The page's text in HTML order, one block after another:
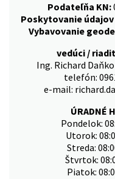
Podateľňa KN:
Poskytovanie údajov
Vybavovanie
vedúci /
Ing. Richard
telefón:
e-mail:
ÚRADNÉ
Pondelok:
Utorok:
Streda:
Štvrtok:
Piatok: